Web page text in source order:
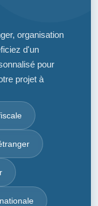
organisation
d'un
pour
projet à